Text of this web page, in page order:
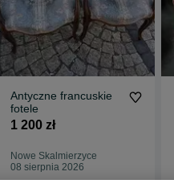
Antyczne francuskie
fotele
1 200 zł
Nowe Skalmierzyce
08 sierpnia 2026